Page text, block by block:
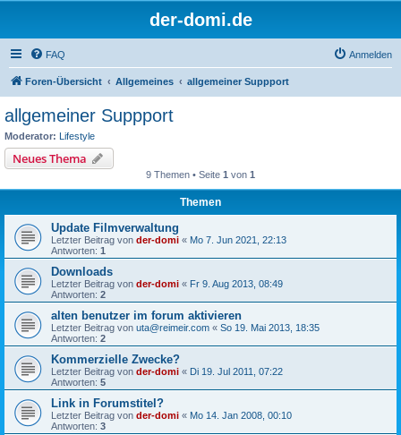
der-domi.de
FAQ Anmelden
Foren-Übersicht Allgemeines allgemeiner Suppport
allgemeiner Suppport
Moderator: Lifestyle
Neues Thema
9 Themen • Seite 1 von 1
Themen
Update Filmverwaltung
Letzter Beitrag von der-domi « Mo 7. Jun 2021, 22:13
Antworten: 1
Downloads
Letzter Beitrag von der-domi « Fr 9. Aug 2013, 08:49
Antworten: 2
alten benutzer im forum aktivieren
Letzter Beitrag von uta@reimeir.com « So 19. Mai 2013, 18:35
Antworten: 2
Kommerzielle Zwecke?
Letzter Beitrag von der-domi « Di 19. Jul 2011, 07:22
Antworten: 5
Link in Forumstitel?
Letzter Beitrag von der-domi « Mo 14. Jan 2008, 00:10
Antworten: 3